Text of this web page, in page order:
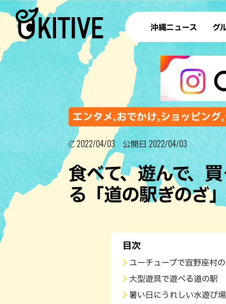
沖縄ニュース グ
ラ
テイ
すし
沖
ステ
その他
エンタメ,おでかけ,ショッピン
2022/04/03 公開日 2022/04/03
食べて、遊んで、
る「道の駅ぎのざ
目次
ユーチューブで宜野座村
大型遊具で遊べる道の駅
暑い日にうれしい水遊び場